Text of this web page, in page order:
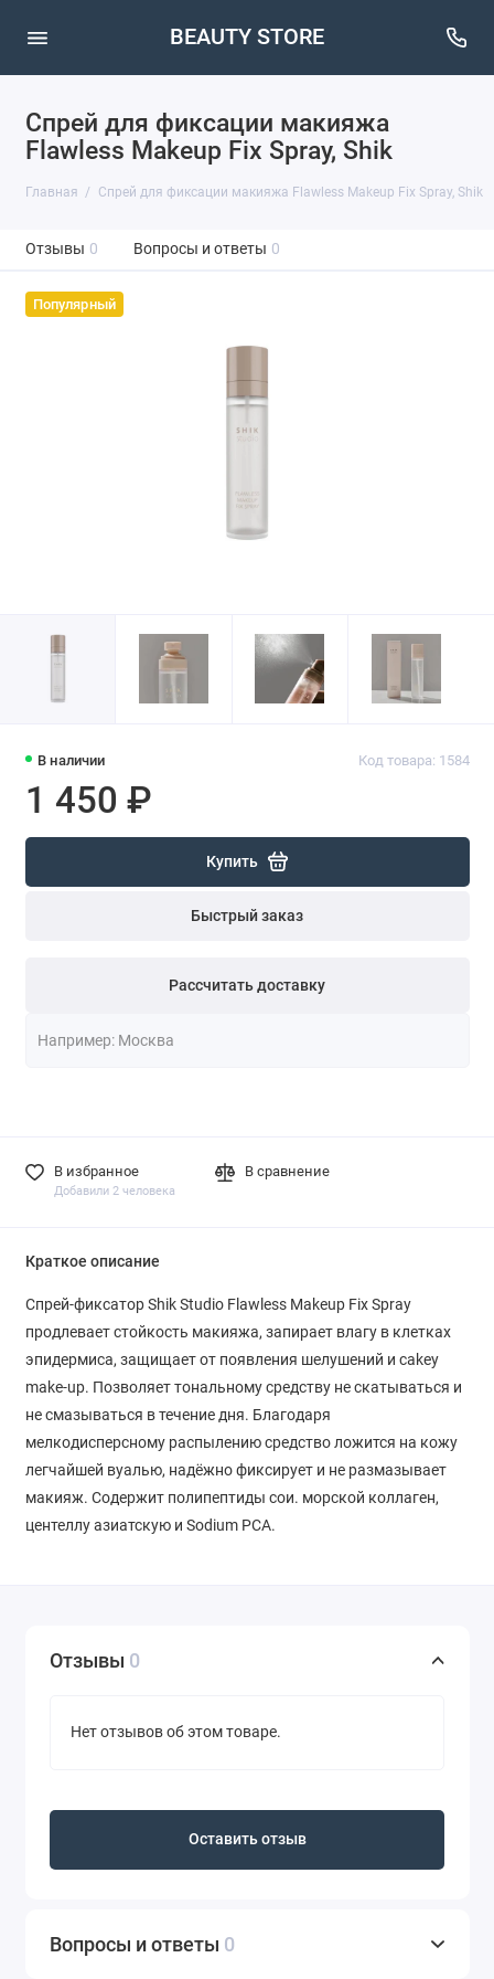
BEAUTY STORE
Спрей для фиксации макияжа
Flawless Makeup Fix Spray, Shik
Главная Спрей для фиксации макияжа Flawless Makeup Fix Spray, Shik
Отзывы 0 Вопросы и ответы 0
Популярный
В наличии Код товара: 1584
1 450 ₽
Купить
Быстрый заказ
Рассчитать доставку
В избранное
Добавили 2 человека
В сравнение
Краткое описание
Спрей-фиксатор Shik Studio Flawless Makeup Fix Spray
продлевает стойкость макияжа, запирает влагу в клетках
эпидермиса, защищает от появления шелушений и cakey
make-up. Позволяет тональному средству не скатываться и
не смазываться в течение дня. Благодаря
мелкодисперсному распылению средство ложится на кожу
легчайшей вуалью, надёжно фиксирует и не размазывает
макияж. Содержит полипептиды сои. морской коллаген,
центеллу азиатскую и Sodium PCA.
Отзывы 0
Нет отзывов об этом товаре.
Оставить отзыв
Вопросы и ответы 0